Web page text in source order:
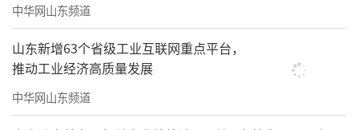
中华网山东频道
山东新增63个省级工业互联网重点平台，
推动工业经济高质量发展
中华网山东频道